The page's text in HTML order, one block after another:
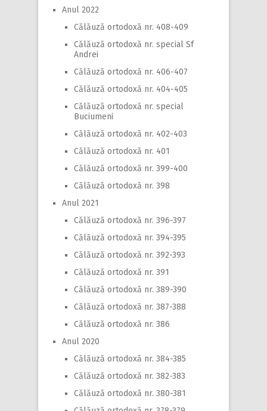
Anul 2022
Călăuză ortodoxă nr. 408-409
Călăuză ortodoxă nr. special Sf
Andrei
Călăuză ortodoxă nr. 406-407
Călăuză ortodoxă nr. 404-405
Călăuză ortodoxă nr. special
Buciumeni
Călăuză ortodoxă nr. 402-403
Călăuză ortodoxă nr. 401
Călăuză ortodoxă nr. 399-400
Călăuză ortodoxă nr. 398
Anul 2021
Călăuză ortodoxă nr. 396-397
Călăuză ortodoxă nr. 394-395
Călăuză ortodoxă nr. 392-393
Călăuză ortodoxă nr. 391
Călăuză ortodoxă nr. 389-390
Călăuză ortodoxă nr. 387-388
Călăuză ortodoxă nr. 386
Anul 2020
Călăuză ortodoxă nr. 384-385
Călăuză ortodoxă nr. 382-383
Călăuză ortodoxă nr. 380-381